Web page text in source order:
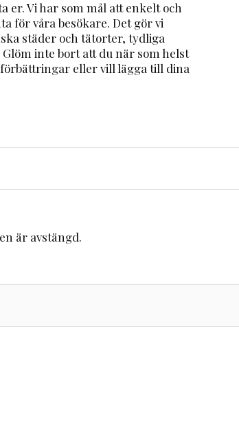
er. Vi har som mål att enkelt och
för våra besökare. Det gör vi
städer och tätorter, tydliga
inte bort att du när som helst
eller vill lägga till dina
är avstängd.